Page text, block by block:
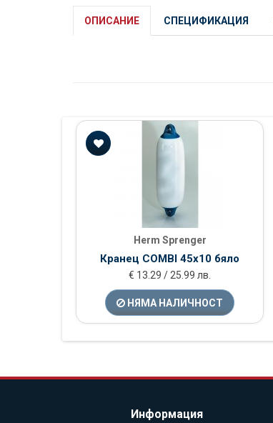
ОПИСАНИЕ СПЕЦИФИКАЦИЯ
Herm Sprenger
Кранец COMBI 45x10 бяло
€ 13.29 / 25.99 лв.
НЯМА НАЛИЧНОСТ
Информация